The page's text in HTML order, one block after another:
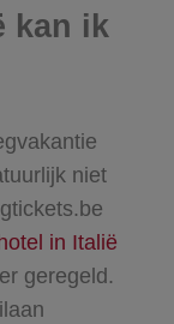
kan ik
niet
hotel in Italië
geregeld.